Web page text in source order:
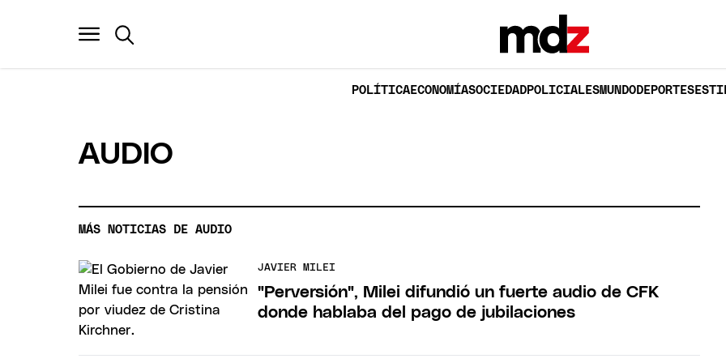
POLÍTICAECONOMÍASOCIEDADPOLICIALESMUNDODEPORTES
AUDIO
MÁS NOTICIAS DE AUDIO
JAVIER MILEI
"Perversión", Milei difundió un fuerte audio de CFK
donde hablaba del pago de jubilaciones